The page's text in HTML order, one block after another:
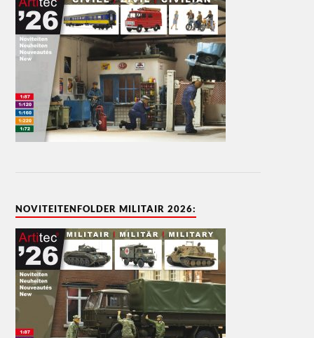
NOVITEITENFOLDER MILITAIR 2026: